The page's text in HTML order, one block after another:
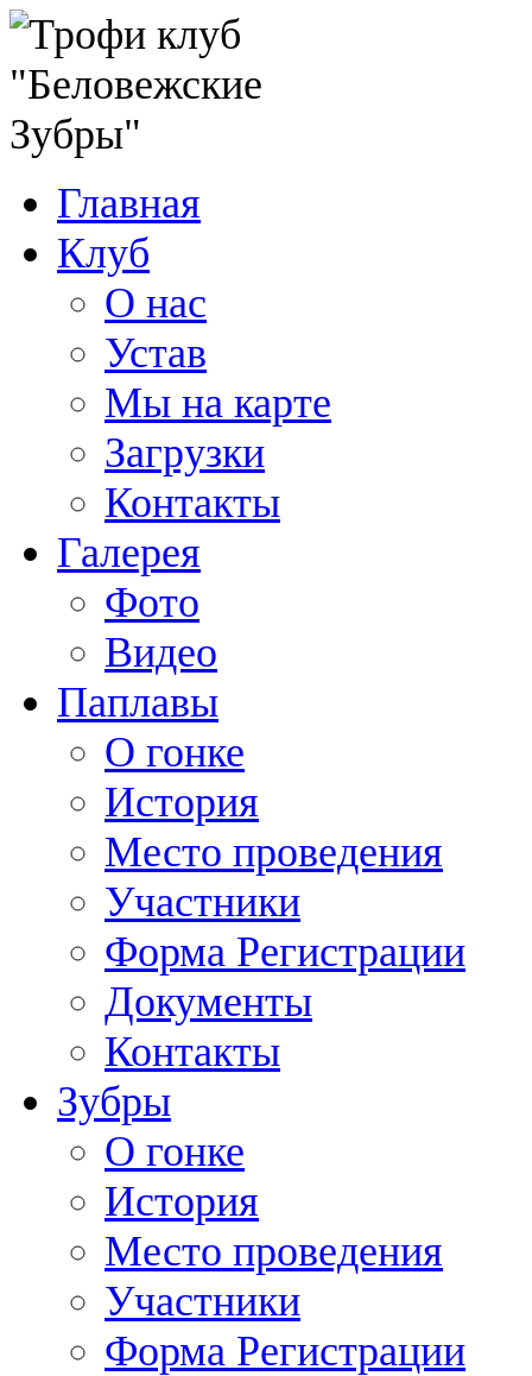
Главная
Клуб
О нас
Устав
Мы на карте
Загрузки
Контакты
Галерея
Фото
Видео
Паплавы
О гонке
История
Место проведения
Участники
Форма Регистрации
Документы
Контакты
Зубры
О гонке
История
Место проведения
Участники
Форма Регистрации